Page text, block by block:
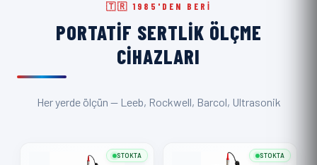
🇹🇷 1985'DEN BERI
PORTATIF SERTLIK ÖLÇME
CIHAZLARI
Her yerde ölçün — Leeb, Rockwell, Barcol, Ultrasonik
STOKTA STOKTA